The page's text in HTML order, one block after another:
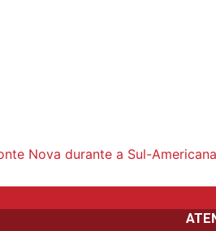
Nova durante a Sul-Americana